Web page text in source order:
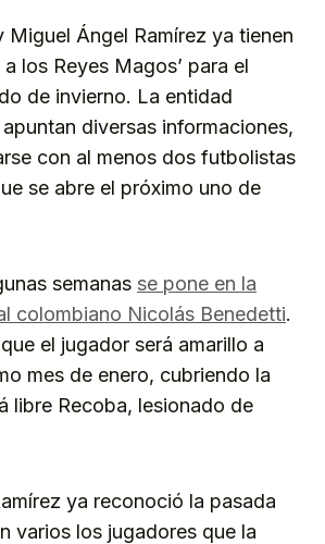
Miguel Ángel Ramírez ya tienen
a los Reyes Magos’ para el
de invierno. La entidad
diversas informaciones,
con al menos dos futbolistas
se abre el próximo uno de
semanas se pone en la
colombiano Nicolás Benedetti.
el jugador será amarillo a
mes de enero, cubriendo la
libre Recoba, lesionado de
ya reconoció la pasada
varios los jugadores que la